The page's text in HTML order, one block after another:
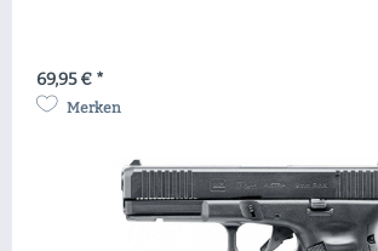
69,95 € *
Merken